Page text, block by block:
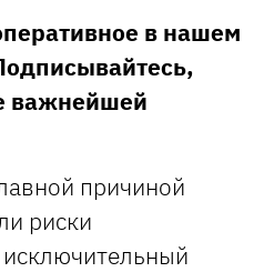
в нашем
важнейшей
причиной
риски